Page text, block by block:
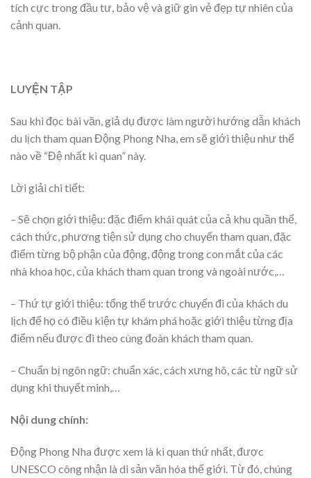
tích cực trong đầu tư, bảo vệ và giữ gìn vẻ đẹp tự nhiên của
cảnh quan.
LUYỆN TẬP
Sau khi đọc bài văn, giả dụ được làm người hướng dẫn khách
du lịch tham quan Động Phong Nha, em sẽ giới thiệu như thế
nào về “Đệ nhất kì quan” này.
Lời giải chi tiết:
– Sẽ chọn giới thiệu: đặc điểm khái quát của cả khu quần thể,
cách thức, phương tiện sử dụng cho chuyến tham quan, đặc
điểm từng bộ phận của động, động trong con mắt của các
nhà khoa học, của khách tham quan trong và ngoài nước,…
– Thứ tự giới thiệu: tổng thể trước chuyến đi của khách du
lịch để họ có điều kiện tự khám phá hoặc giới thiệu từng địa
điểm nếu được đi theo cùng đoàn khách tham quan.
– Chuẩn bị ngôn ngữ: chuẩn xác, cách xưng hô, các từ ngữ sử
dụng khi thuyết minh,…
Nội dung chính:
Động Phong Nha được xem là kì quan thứ nhất, được
UNESCO công nhận là di sản văn hóa thế giới. Từ đó, chúng